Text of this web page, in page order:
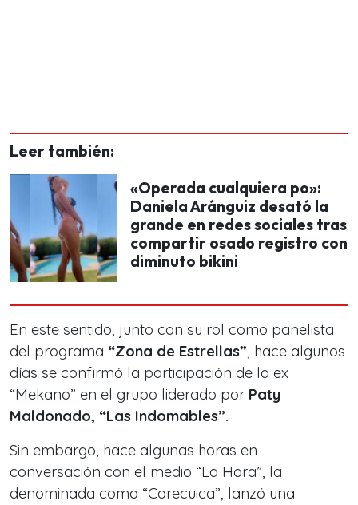
Leer también:
«Operada cualquiera po»:
Daniela Aránguiz desató la
grande en redes sociales tras
compartir osado registro con
diminuto bikini
En este sentido, junto con su rol como panelista
del programa “Zona de Estrellas”, hace algunos
días se confirmó la participación de la ex
“Mekano” en el grupo liderado por Paty
Maldonado, “Las Indomables”.
Sin embargo, hace algunas horas en
conversación con el medio “La Hora”, la
denominada como “Carecuica”, lanzó una